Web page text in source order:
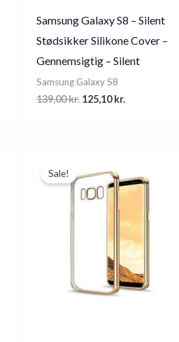
Samsung Galaxy S8 – Silent
Stødsikker Silikone Cover –
Gennemsigtig – Silent
Samsung Galaxy S8
139,00kr. Original
125,10kr.
Sale!